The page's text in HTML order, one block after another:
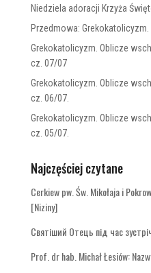
Niedziela adoracji Krzyża
Przedmowa:
Grekokatolicyzm. Oblicze
cz. 07/07
Grekokatolicyzm. Oblicze
cz. 06/07.
Grekokatolicyzm. Oblicze
cz. 05/07.
Najczęściej czytane
Cerkiew pw. Św. Mikołaja i
[Niziny]
Святіший Отець під час
Prof. dr hab. Michał Łesiów: